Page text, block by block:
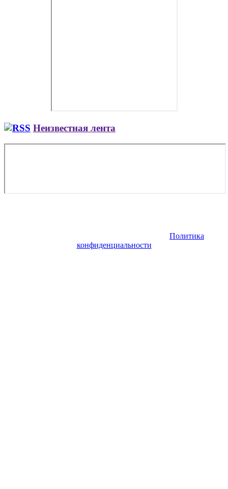
Неизвестная лента
Политика
конфиденциальности